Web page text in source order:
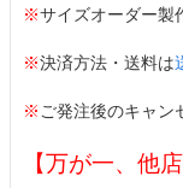
※サイズオーダー製
※決済方法・送料は
※ ご発注後のキャン
【万が一、他